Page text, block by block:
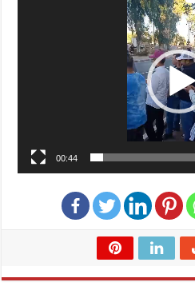
00:44